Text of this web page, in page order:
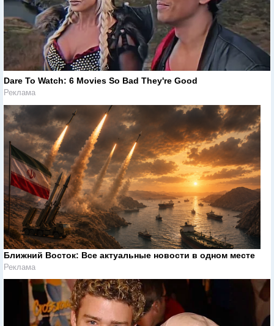
Dare To Watch: 6 Movies So Bad They're Good
Реклама
Ближний Восток: Все актуальные новости в одном месте
Реклама